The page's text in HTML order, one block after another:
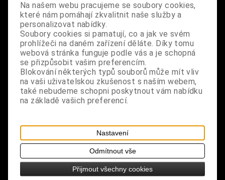
rozměry: lahvička výška 3 cm, šířka 1,3 cm, objem 1
ml
Odkazy k výrobku
S výrobkem se také prodává
Na našem webu pracujeme se soubory cookies,
které nám pomáhají zkvalitnit naše služby a
personalizovat nabídky.
Soubory cookies si pamatují, co a jak ve svém
prohlížeči na daném zařízení děláte. Díky tomu
webová stránka funguje podle vás a je schopná
se přizpůsobit vašim preferencím.
Blokování některých typů souborů může mít vliv
na vaši uživatelskou zkušenost s naším webem,
také nebudeme schopni poskytnout vám nabídku
na základě vašich preferencí.
Nastavení
Odmítnout vše
Přijmout všechny cookies